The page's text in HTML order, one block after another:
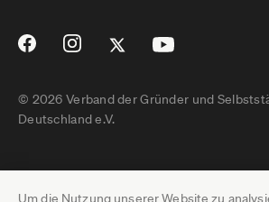
Um die Nutzung unserer Website zu
© 2026 Verband der Gründer und
Deutschland e.V.
Impressum